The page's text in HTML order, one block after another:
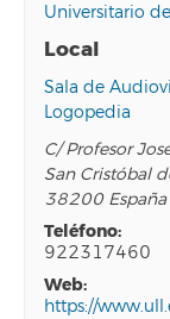
Universitario
Local
Sala de
Logopedia
C/ Profesor
San Cristóbal
38200 España
teléfono:
922317460
web:
https://